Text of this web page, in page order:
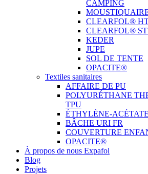
CAMPING
CLEARFOL®
CLEARFOL® ST
KEDER
JUPE
SOL DE TENTE
OPACITE®
Textiles sanitaires
AFFAIRE DE PU
POLYURÉTHANE
TPU
ÉTHYLÈNE-
BÂCHE URI FR
COUVERTURE
OPACITE®
À propos de nous Expafol
Blog
Projets